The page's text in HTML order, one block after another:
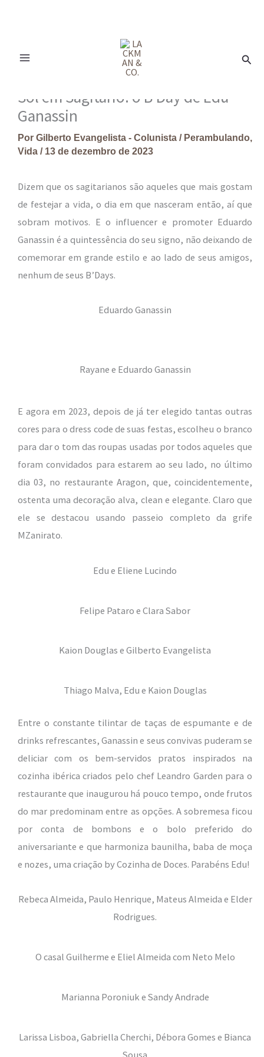
Sol em Sagitário: o B’Day de Edu
Ganassin
Por Gilberto Evangelista - Colunista / Perambulando,
Vida / 13 de dezembro de 2023
Dizem que os sagitarianos são aqueles que mais gostam
de festejar a vida, o dia em que nasceram então, aí que
sobram motivos. E o influencer e promoter Eduardo
Ganassin é a quintessência do seu signo, não deixando de
comemorar em grande estilo e ao lado de seus amigos,
nenhum de seus B’Days.
Eduardo Ganassin
Rayane e Eduardo Ganassin
E agora em 2023, depois de já ter elegido tantas outras
cores para o dress code de suas festas, escolheu o branco
para dar o tom das roupas usadas por todos aqueles que
foram convidados para estarem ao seu lado, no último
dia 03, no restaurante Aragon, que, coincidentemente,
ostenta uma decoração alva, clean e elegante. Claro que
ele se destacou usando passeio completo da grife
MZanirato.
Edu e Eliene Lucindo
Felipe Pataro e Clara Sabor
Kaion Douglas e Gilberto Evangelista
Thiago Malva, Edu e Kaion Douglas
Entre o constante tilintar de taças de espumante e de
drinks refrescantes, Ganassin e seus convivas puderam se
deliciar com os bem-servidos pratos inspirados na
cozinha ibérica criados pelo chef Leandro Garden para o
restaurante que inaugurou há pouco tempo, onde frutos
do mar predominam entre as opções. A sobremesa ficou
por conta de bombons e o bolo preferido do
aniversariante e que harmoniza baunilha, baba de moça
e nozes, uma criação by Cozinha de Doces. Parabéns Edu!
Rebeca Almeida, Paulo Henrique, Mateus Almeida e Elder
Rodrigues.
O casal Guilherme e Eliel Almeida com Neto Melo
Marianna Poroniuk e Sandy Andrade
Larissa Lisboa, Gabriella Cherchi, Débora Gomes e Bianca